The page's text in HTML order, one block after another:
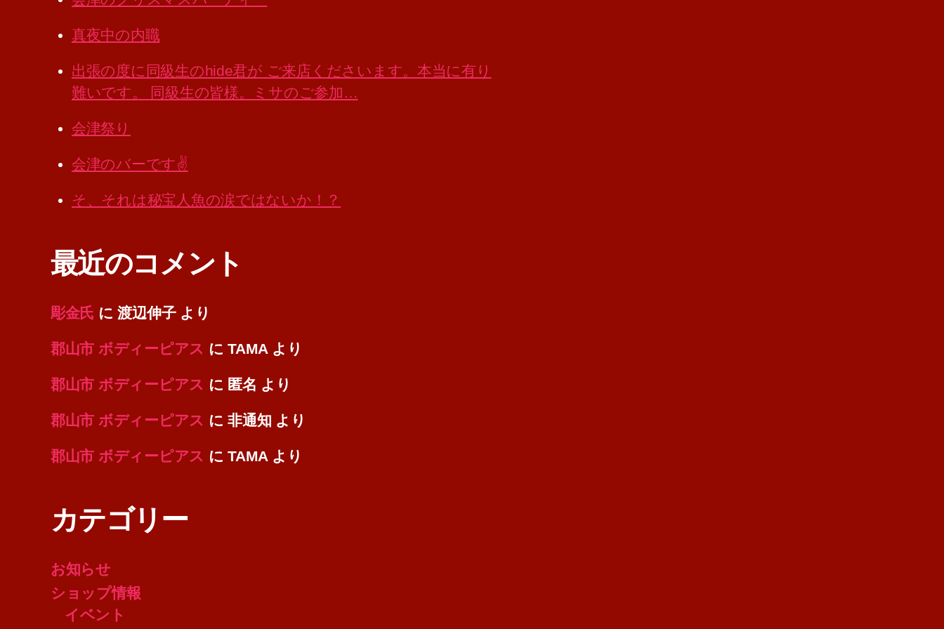
真夜中の内職
出張の度に同級生のhide君が ご来店くださいます。本当に有り
難いです。 同級生の皆様。ミサのご参加…
会津祭り
会津のバーです✌️
そ、それは秘宝人魚の涙ではないか！？
最近のコメント
彫金氏 に渡辺伸子より
郡山市 ボディーピアス にTAMA より
郡山市 ボディーピアス に 匿名 より
郡山市 ボディーピアス に非通知 より
郡山市 ボディーピアス にTAMA より
カテゴリー
お知らせ
ショップ情報
イベント